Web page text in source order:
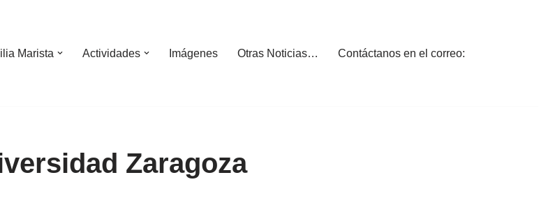
Marista Actividades Imágenes Otras Noticias… Contáctanos en el correo:
Zaragoza